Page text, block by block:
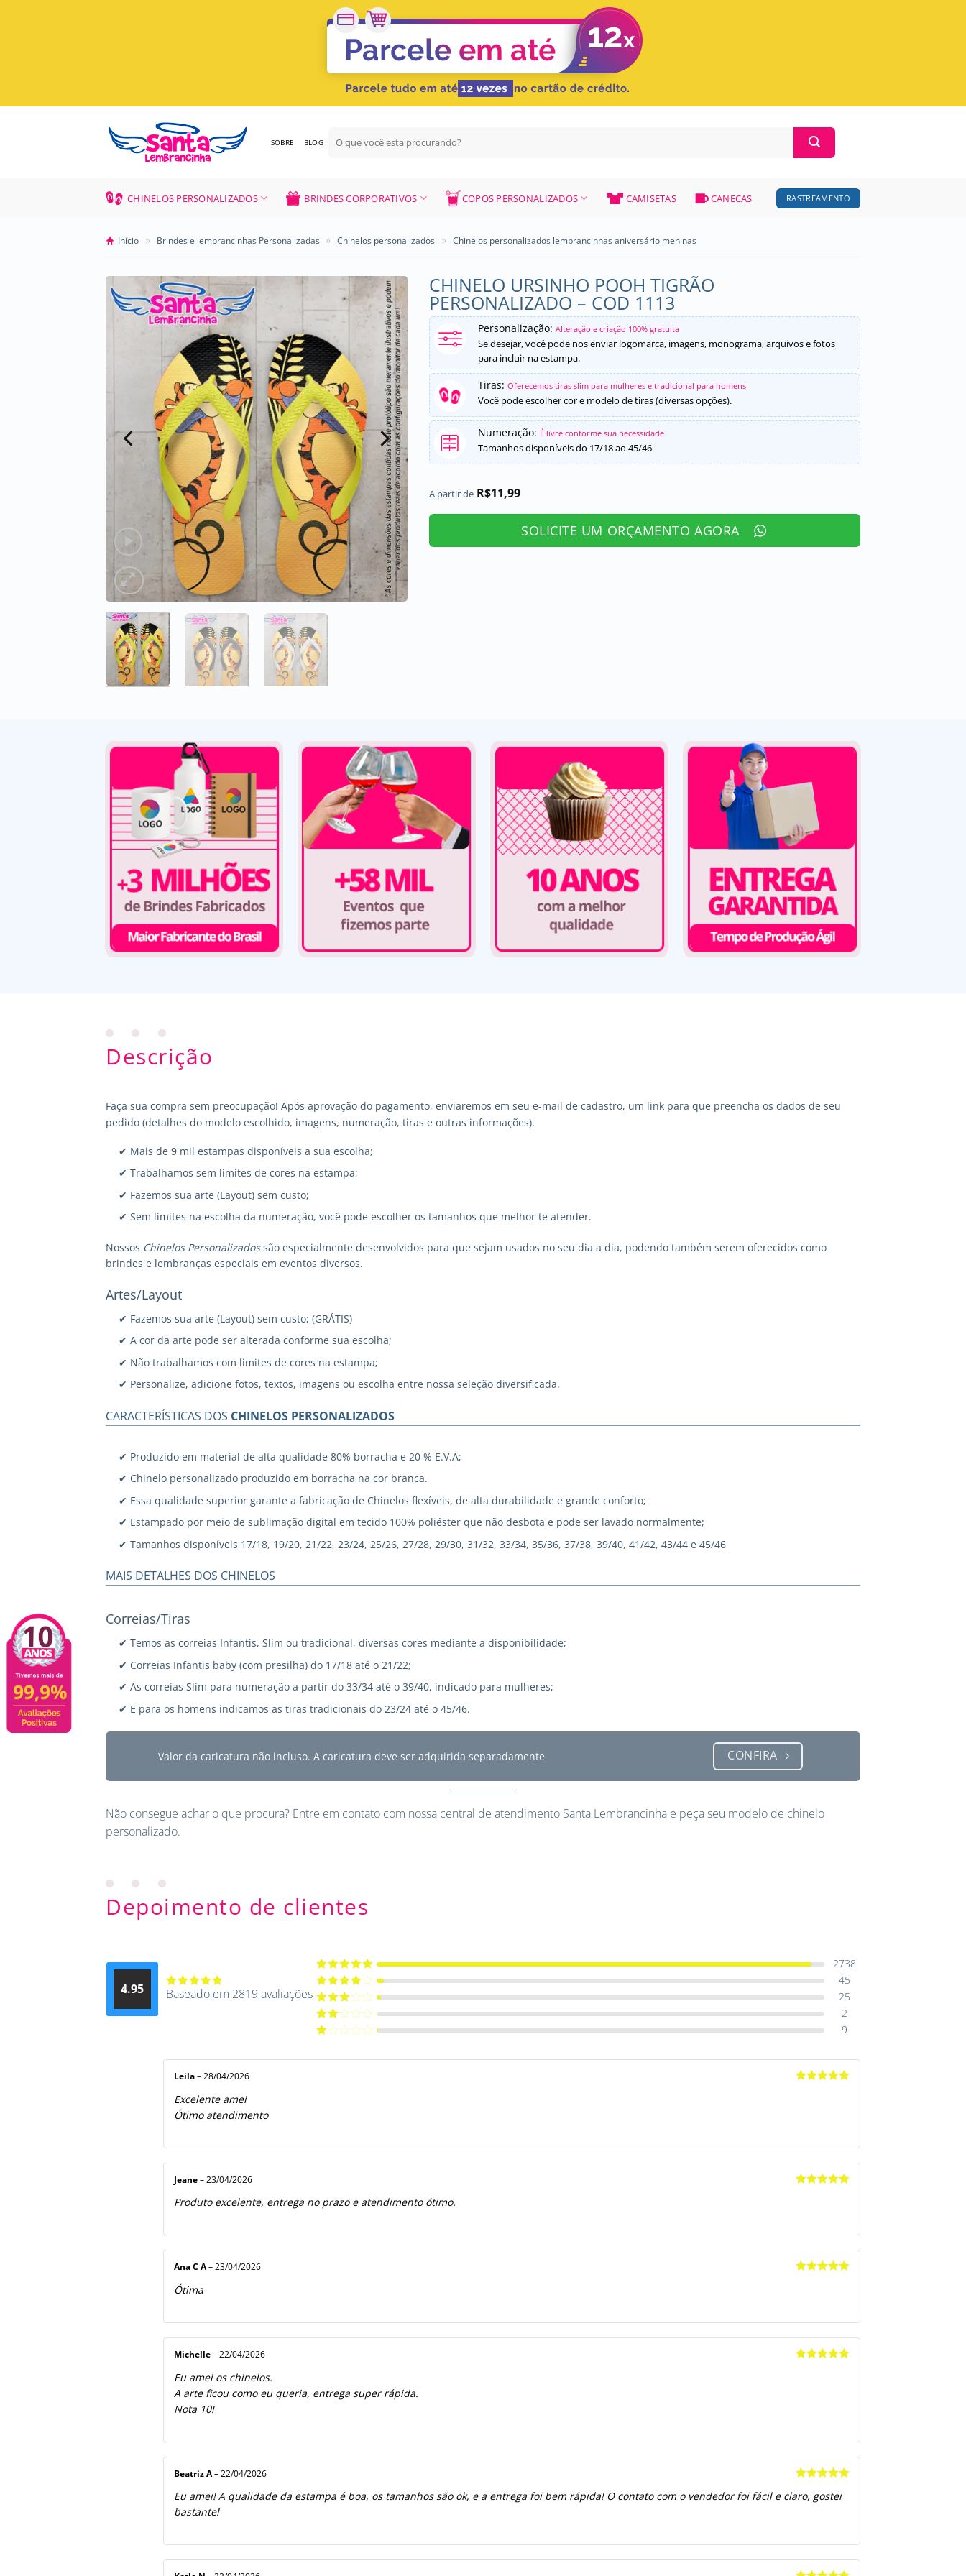
SOBRE BLOG
por:
CHINELOS PERSONALIZADOS BRINDES CORPORATIVOS COPOS PERSONALIZADOS CAMISETAS CANECAS RASTREAMENTO
Início » Brindes e lembrancinhas Personalizadas » Chinelos personalizados » Chinelos personalizados lembrancinhas aniversário meninas
CHINELO URSINHO POOH TIGRÃO
PERSONALIZADO – COD 1113
Personalização: Alteração e criação 100% gratuita
Se desejar, você pode nos enviar logomarca, imagens, monograma, arquivos e fotos
para incluir na estampa.
Tiras: Oferecemos tiras slim para mulheres e tradicional para homens.
Você pode escolher cor e modelo de tiras (diversas opções).
Numeração: É livre conforme sua necessidade
Tamanhos disponíveis do 17/18 ao 45/46
A partir de R$11,99
SOLICITE UM ORÇAMENTO AGORA
Descrição
Faça sua compra sem preocupação! Após aprovação do pagamento, enviaremos em seu e-mail de cadastro, um link para que preencha os dados de seu
pedido (detalhes do modelo escolhido, imagens, numeração, tiras e outras informações).
✔ Mais de 9 mil estampas disponíveis a sua escolha;
✔ Trabalhamos sem limites de cores na estampa;
✔ Fazemos sua arte (Layout) sem custo;
✔ Sem limites na escolha da numeração, você pode escolher os tamanhos que melhor te atender.
Nossos Chinelos Personalizadossão especialmente desenvolvidos para que sejam usados no seu dia a dia, podendo também serem oferecidos como
brindes e lembranças especiais em eventos diversos.
Artes/Layout
✔ Fazemos sua arte (Layout) sem custo; (GRÁTIS)
✔ A cor da arte pode ser alterada conforme sua escolha;
✔ Não trabalhamos com limites de cores na estampa;
✔ Personalize, adicione fotos, textos, imagens ou escolha entre nossa seleção diversificada.
CARACTERÍSTICAS DOS CHINELOS PERSONALIZADOS
✔ Produzido em material de alta qualidade 80% borracha e 20 % E.V.A;
✔ Chinelo personalizado produzido em borracha na cor branca.
✔ Essa qualidade superior garante a fabricação de Chinelos flexíveis, de alta durabilidade e grande conforto;
✔ Estampado por meio de sublimação digital em tecido 100% poliéster que não desbota e pode ser lavado normalmente;
✔ Tamanhos disponíveis 17/18, 19/20, 21/22, 23/24, 25/26, 27/28, 29/30, 31/32, 33/34, 35/36, 37/38, 39/40, 41/42, 43/44 e 45/46
MAIS DETALHES DOS CHINELOS
Correias/Tiras
✔ Temos as correias Infantis, Slim ou tradicional, diversas cores mediante a disponibilidade;
✔ Correias Infantis baby (com presilha) do 17/18 até o 21/22;
✔ As correias Slim para numeração a partir do 33/34 até o 39/40, indicado para mulheres;
✔ E para os homens indicamos as tiras tradicionais do 23/24 até o 45/46.
Valor da caricatura não incluso. A caricatura deve ser adquirida separadamente CONFIRA
Não consegue achar o que procura? Entre em contato com nossa central de atendimento Santa Lembrancinha e peça seu modelo de chinelo
personalizado.
Depoimento de clientes
4.95
Avaliação
Baseado em 2819 avaliações
Avaliação5
2738
Avaliação
45
Avaliação
25
Avaliação
2
9
Leila – 28/04/2026
Excelente amei
Ótimo atendimento
Jeane – 23/04/2026
Produto excelente, entrega no prazo e atendimento ótimo.
Ana C A– 23/04/2026
Ótima
Michelle – 22/04/2026
Eu amei os chinelos.
A arte ficou como eu queria, entrega super rápida.
Nota 10!
de 5
Beatriz A – 22/04/2026
Eu amei! A qualidade da estampa é boa, os tamanhos são ok, e a entrega foi bem rápida! O contato com o vendedor foi fácil e claro, gostei
bastante!